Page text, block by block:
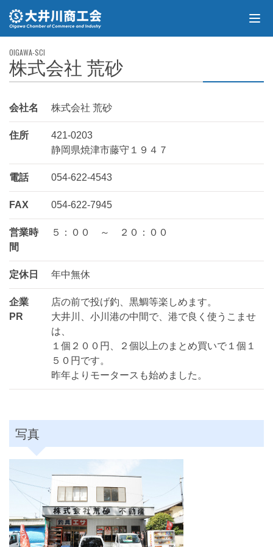
株式会社 荒砂
会社名 株式会社 荒砂
住所
421-0203
静岡県焼津市藤守１９４７
電話 054-622-4543
FAX 054-622-7945
営業時
間
５：００ ～ ２０：００
定休日 年中無休
企業
PR
店の前で投げ釣、黒鯛等楽しめます。
大井川、小川港の中間で、港で良く使うこませ
は、
１個２００円、２個以上のまとめ買いで１個１
５０円です。
昨年よりモータースも始めました。
写真